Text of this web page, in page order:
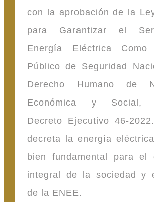
con la aprobación de la
para Garantizar el
Energía Eléctrica
Público de Seguridad
Derecho Humano de
Económica y Social,
Decreto Ejecutivo 46-
decreta la energía
bien fundamental para el
integral de la sociedad y
de la ENEE.